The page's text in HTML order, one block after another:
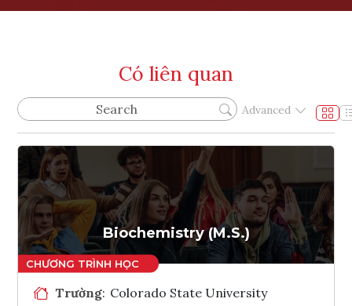
Có liên quan
Advanced
Biochemistry (M.S.)
Trường: Colorado State University